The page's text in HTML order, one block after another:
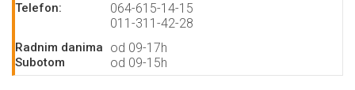
Telefon:
064-615-14-15
011-311-42-28
Radnim danima
Subotom
od 09-17h
od 09-15h